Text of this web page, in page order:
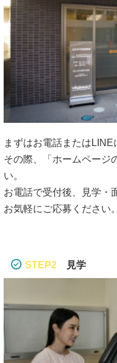
まずはお電話またはLINE
その際、「ホームページ
い。
お電話で受付後、見学・
お気軽にご応募ください。
STEP2 見学